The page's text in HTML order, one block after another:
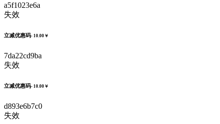
a5f1023e6a
失效
立减优惠码- 10.00￥
7da22cd9ba
失效
立减优惠码- 10.00￥
d893e6b7c0
失效